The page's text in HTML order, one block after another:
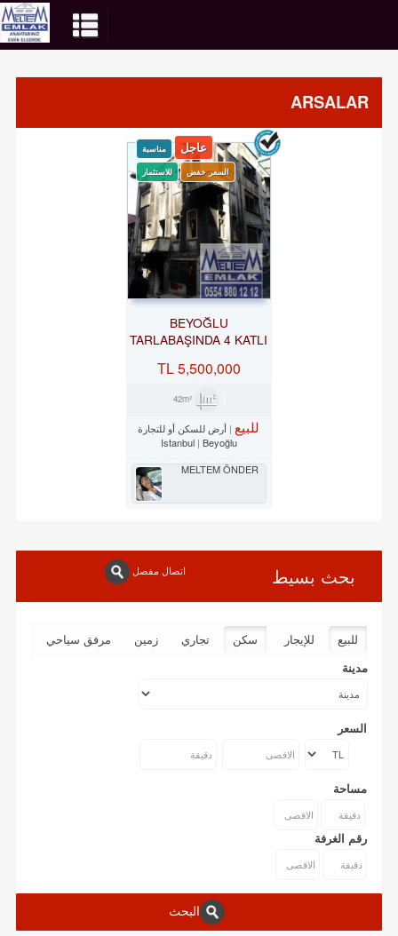
ARSALAR
عاجل
مناسبة
السعر خفض
للاستثمار
BEYOĞLU
TARLABAŞINDA 4 KATLI
5,500,000 TL
42m²
للبيع
أرض للسكن أو للتجارة
Istanbul Beyoğlu
MELTEM ÖNDER
بحث بسيط اتصال مفصل
للبيع للإيجار سكن تجاري زمین
مرفق سياحي
مدينة
السعر
مساحة
رقم الغرفة
البحث